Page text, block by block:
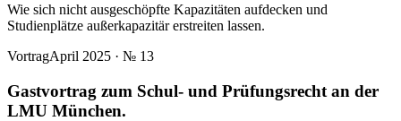
Wie sich nicht ausgeschöpfte Kapazitäten aufdecken und
Studienplätze außerkapazitär erstreiten lassen.
VortragApril 2025 · № 13
Gastvortrag zum Schul- und Prüfungsrecht an der
LMU München.